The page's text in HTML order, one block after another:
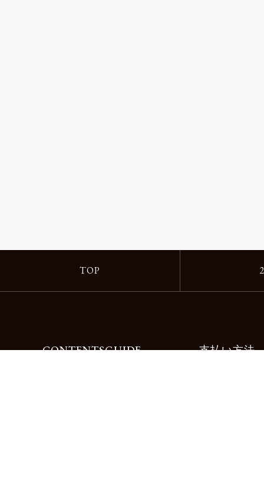
TOP
CONTENTSGUIDE 支払い方法